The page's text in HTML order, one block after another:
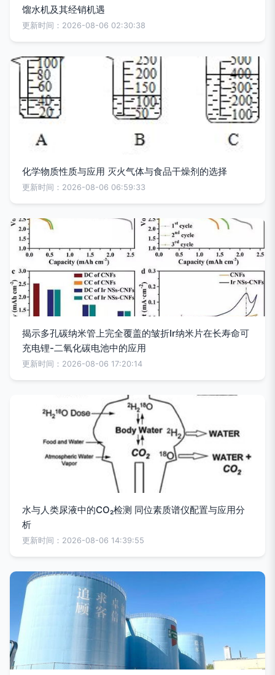
馏水机及其经销机遇
更新时间：2026-08-06 02:30:38
化学物质性质与应用 灭火气体与食品干燥剂的选择
更新时间：2026-08-06 06:59:33
揭示多孔碳纳米管上完全覆盖的皱折Ir纳米片在长寿命可
充电锂-二氧化碳电池中的应用
更新时间：2026-08-06 17:20:14
水与人类尿液中的CO₂检测 同位素质谱仪配置与应用分
析
更新时间：2026-08-06 14:39:55